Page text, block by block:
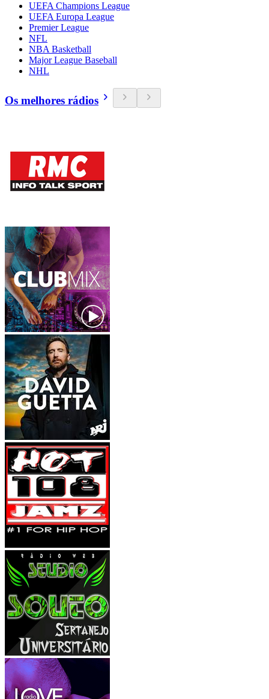
UEFA Champions League
UEFA Europa League
Premier League
NFL
NBA Basketball
Major League Baseball
NHL
Os melhores rádios